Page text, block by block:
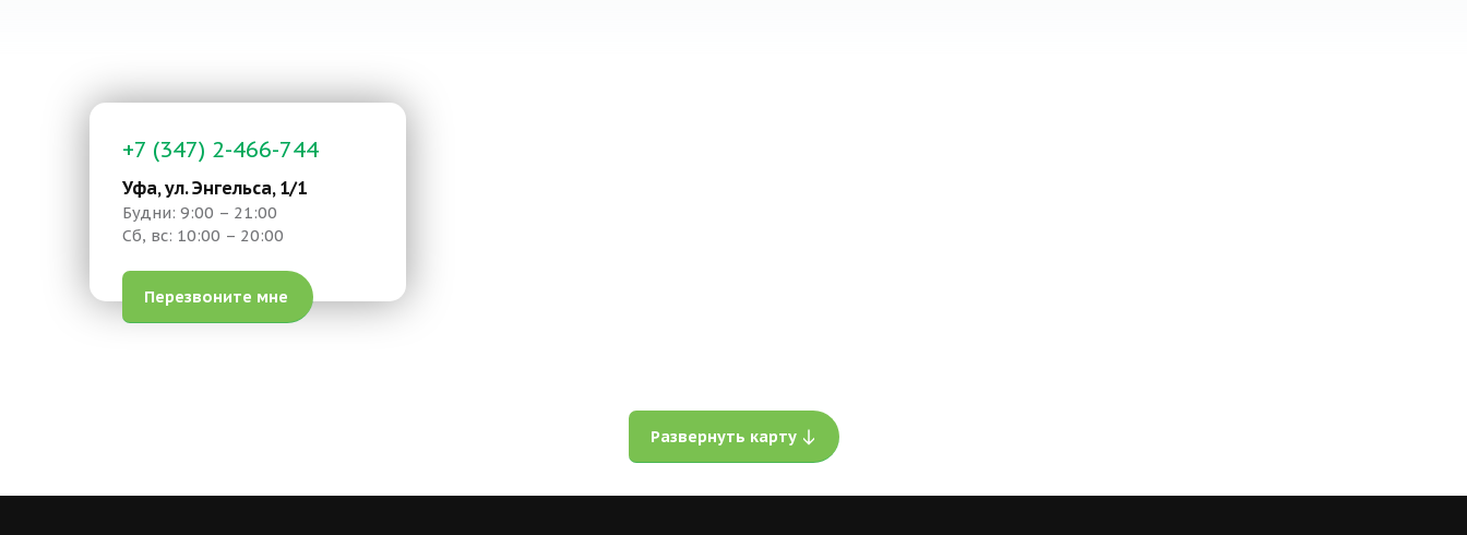
+7 (347) 2-466-744
Уфа, ул. Энгельса, 1/1
Будни: 9:00 – 21:00
Сб, вс: 10:00 – 20:00
Перезвоните мне
Развернуть карту